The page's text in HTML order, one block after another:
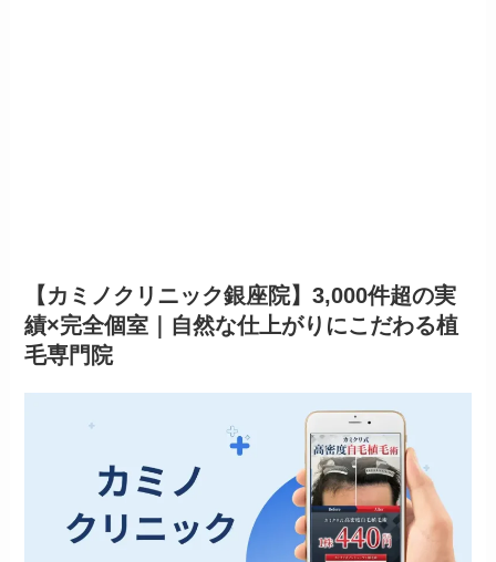
【カミノクリニック銀座院】3,000件超の実
績×完全個室｜自然な仕上がりにこだわる植
毛専門院